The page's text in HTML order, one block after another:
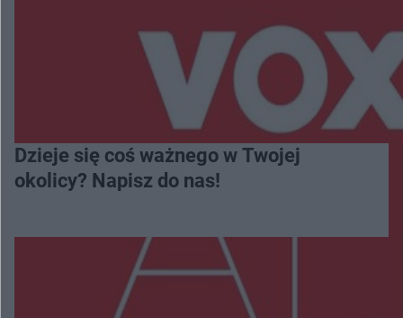
Dzieje się coś ważnego w Twojej
okolicy? Napisz do nas!
Więcej